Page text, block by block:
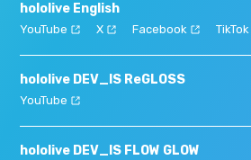
hololive English
YouTube X Facebook TikTok
hololive DEV_IS ReGLOSS
YouTube
hololive DEV_IS FLOW GLOW